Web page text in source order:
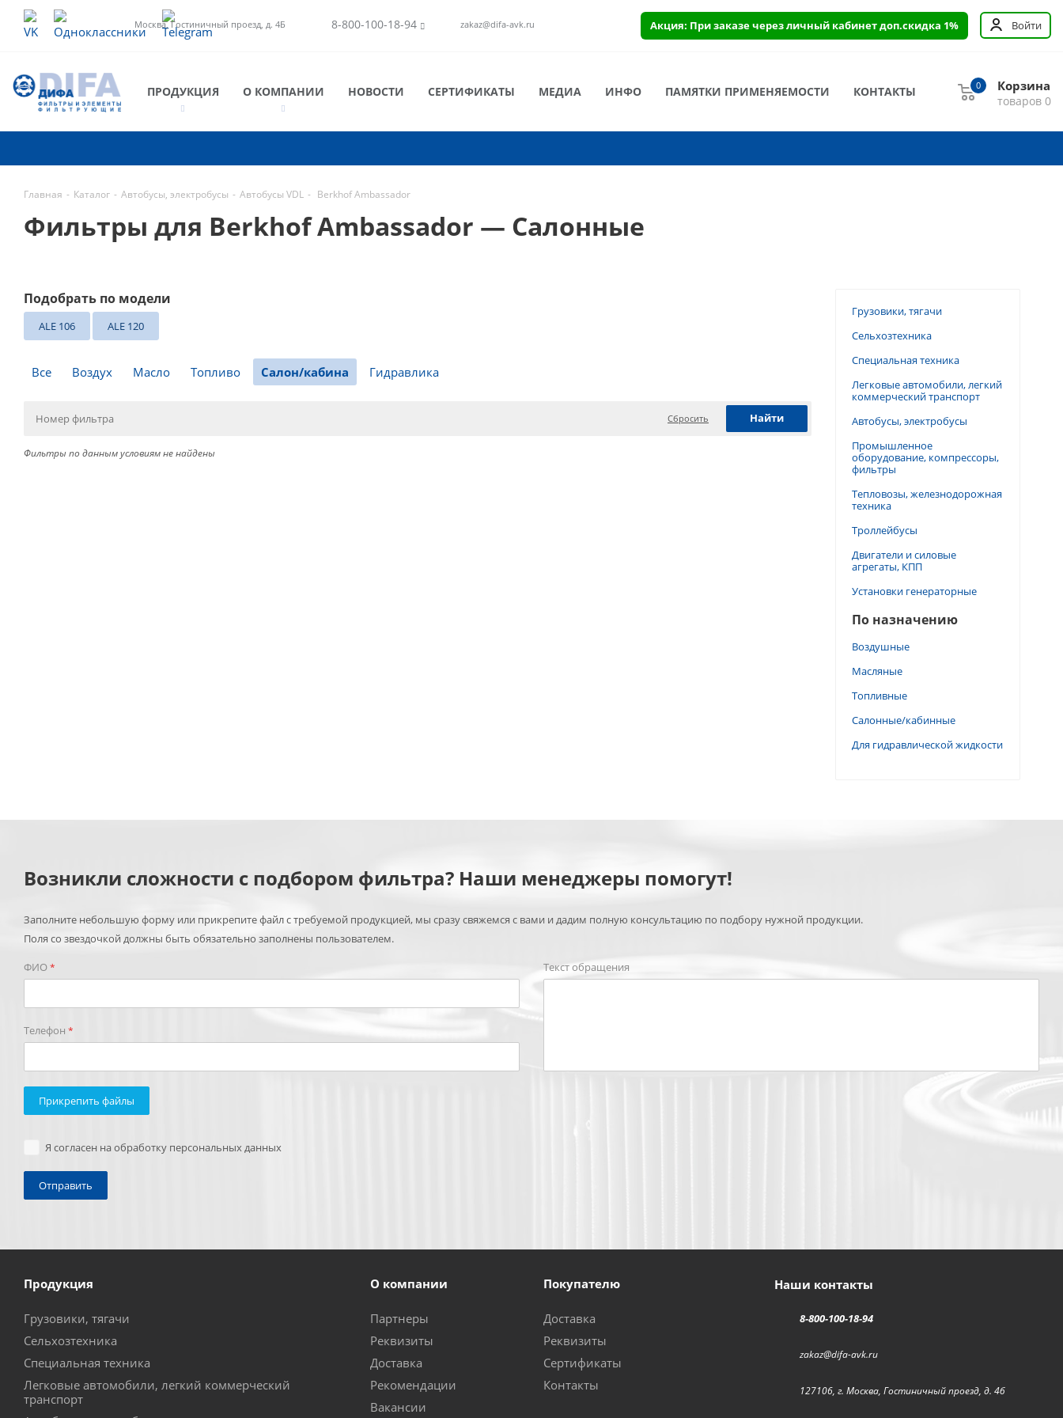
Москва, Гостиничный проезд, д. 4Б 8-800-100-18-94 zakaz@difa-avk.ru Акция: При заказе через личный кабинет доп.скидка 1% Войти
ПРОДУКЦИЯ О КОМПАНИИ НОВОСТИ СЕРТИФИКАТЫ МЕДИА ИНФО ПАМЯТКИ ПРИМЕНЯЕМОСТИ КОНТАКТЫ Корзина
товаров 0
0
Главная - Каталог - Автобусы, электробусы - Автобусы VDL - Berkhof Ambassador
Фильтры для Berkhof Ambassador — Салонные
Подобрать по модели
ALE 106 ALE 120
Все Воздух Масло Топливо Салон/кабина Гидравлика
Сбросить
Фильтры по данным условиям не найдены
Грузовики, тягачи
Сельхозтехника
Специальная техника
Легковые автомобили, легкий
коммерческий транспорт
Автобусы, электробусы
Промышленное
оборудование, компрессоры,
фильтры
Тепловозы, железнодорожная
техника
Троллейбусы
Двигатели и силовые
агрегаты, КПП
Установки генераторные
По назначению
Воздушные
Масляные
Топливные
Салонные/кабинные
Для гидравлической жидкости
Возникли сложности с подбором фильтра? Наши менеджеры помогут!
Заполните небольшую форму или прикрепите файл с требуемой продукцией, мы сразу свяжемся с вами и дадим полную консультацию по подбору нужной продукции.
Поля со звездочкой должны быть обязательно заполнены пользователем.
ФИО*
Телефон *
Текст обращения
Прикрепить файлы
Я согласен на обработку персональных данных
Продукция
Грузовики, тягачи
Сельхозтехника
Специальная техника
Легковые автомобили, легкий коммерческий
транспорт
О компании
Партнеры
Реквизиты
Доставка
Рекомендации
Вакансии
Покупателю
Доставка
Реквизиты
Сертификаты
Контакты
Наши контакты
8-800-100-18-94
zakaz@difa-avk.ru
127106, г. Москва, Гостиничный проезд, д. 4б